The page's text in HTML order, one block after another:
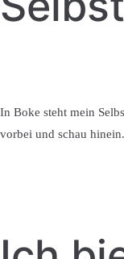
In Boke steht mein
vorbei und schau hinein.